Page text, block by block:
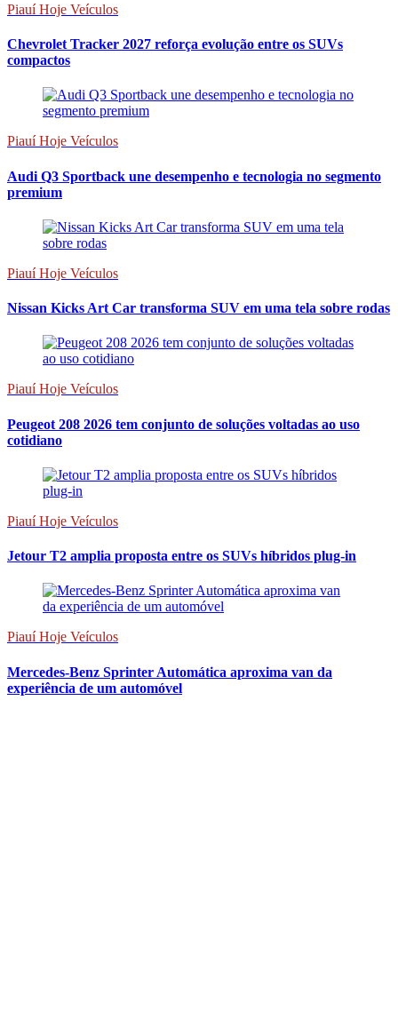
Piauí Hoje Veículos
Chevrolet Tracker 2027 reforça evolução entre os SUVs
compactos
Piauí Hoje Veículos
Audi Q3 Sportback une desempenho e tecnologia no segmento
premium
Piauí Hoje Veículos
Nissan Kicks Art Car transforma SUV em uma tela sobre rodas
Piauí Hoje Veículos
Peugeot 208 2026 tem conjunto de soluções voltadas ao uso
cotidiano
Piauí Hoje Veículos
Jetour T2 amplia proposta entre os SUVs híbridos plug-in
Piauí Hoje Veículos
Mercedes-Benz Sprinter Automática aproxima van da
experiência de um automóvel